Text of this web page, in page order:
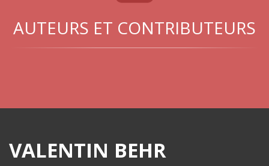
AUTEURS ET CONTRIBUTEURS
VALENTIN BEHR